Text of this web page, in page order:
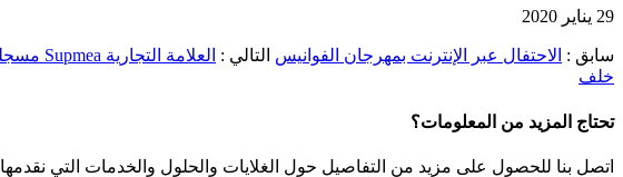
29 يناير 2020
سابق : الاحتفال عبر الإنترنت بمهرجان الفوانيس التالي : العلامة التجارية Supmea مسجلة في فيتنام والفلبين
خلف
تحتاج المزيد من المعلومات؟
اتصل بنا للحصول على مزيد من التفاصيل حول الغلايات والحلول والخدمات التي نقدمها